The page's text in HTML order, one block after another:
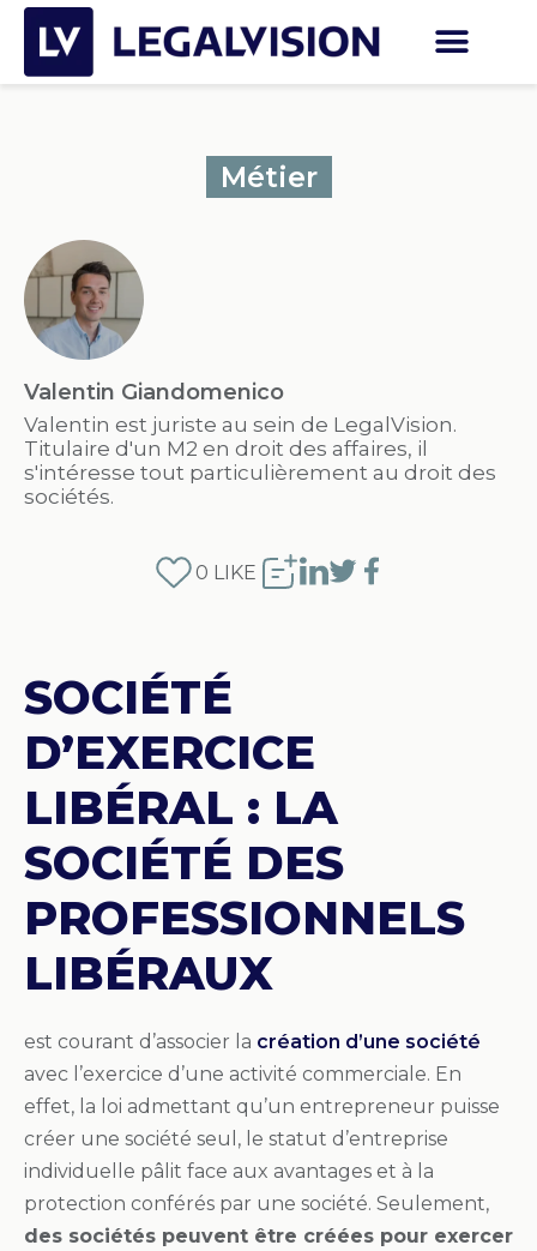
Métier
Valentin Giandomenico
Valentin est juriste au sein de LegalVision.
Titulaire d'un M2 en droit des affaires, il
s'intéresse tout particulièrement au droit des
sociétés.
0 LIKE
SOCIÉTÉ
D’EXERCICE
LIBÉRAL : LA
SOCIÉTÉ DES
PROFESSIONNELS
LIBÉRAUX
est courant d’associer la création d’une société
avec l’exercice d’une activité commerciale. En
effet, la loi admettant qu’un entrepreneur puisse
créer une société seul, le statut d’entreprise
individuelle pâlit face aux avantages et à la
protection conférés par une société. Seulement,
des sociétés peuvent être créées pour exercer